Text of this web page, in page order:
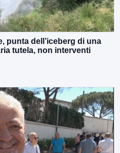
punta dell’iceberg di una
tutela, non interventi